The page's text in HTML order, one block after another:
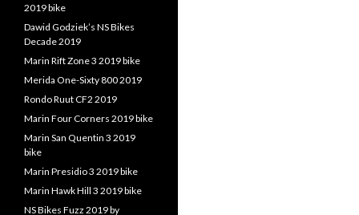
2019 bike
Dawid Godziek’s NS Bikes
Decade 2019
Marin Rift Zone 3 2019 bike
Merida One-Sixty 800 2019
Rondo Ruut CF2 2019
Marin Four Corners 2019 bike
Marin San Quentin 3 2019
bike
Marin Presidio 3 2019 bike
Marin Hawk Hill 3 2019 bike
NS Bikes Fuzz 2019 by